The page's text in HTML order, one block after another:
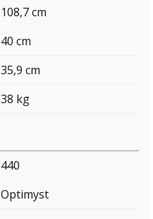
108,7 cm
40 cm
35,9 cm
38 kg
440
Optimyst